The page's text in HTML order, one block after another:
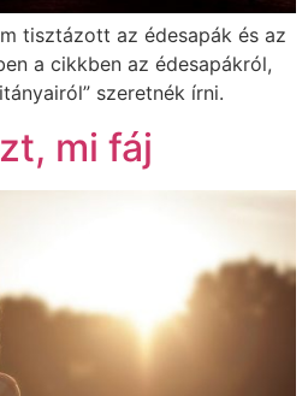
tisztázott az édesapák és az
a cikkben az édesapákról,
szeretnék írni.
mi fáj